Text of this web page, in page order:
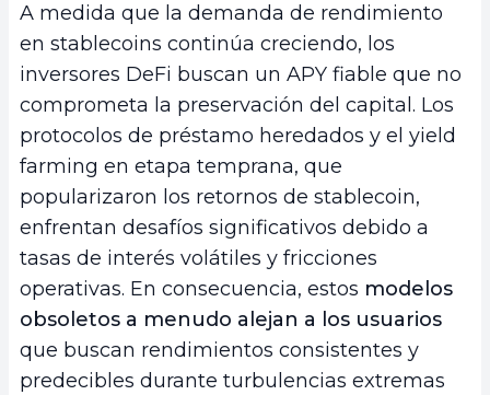
A medida que la demanda de rendimiento
en stablecoins continúa creciendo, los
inversores DeFi buscan un APY fiable que no
comprometa la preservación del capital. Los
protocolos de préstamo heredados y el yield
farming en etapa temprana, que
popularizaron los retornos de stablecoin,
enfrentan desafíos significativos debido a
tasas de interés volátiles y fricciones
operativas. En consecuencia, estos modelos
obsoletos a menudo alejan a los usuarios
que buscan rendimientos consistentes y
predecibles durante turbulencias extremas